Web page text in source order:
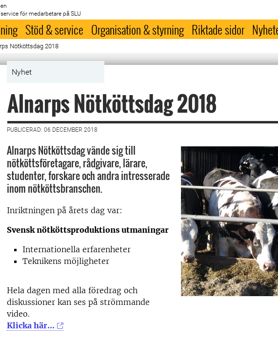
för medarbetare på SLU
Stöd & service Organisation & styrning Riktade sidor
Nötköttsdag 2018
Nyhet
Alnarps Nötköttsdag 2018
PUBLICERAD: 06 DECEMBER 2018
Alnarps Nötköttsdag vände sig till
nötköttsföretagare, rådgivare, lärare,
studenter, forskare och andra intresserade
inom nötköttsbranschen.
Inriktningen på årets dag var:
Svensk nötköttsproduktions utmaningar
Internationella erfarenheter
Teknikens möjligheter
Hela dagen med alla föredrag och
diskussioner kan ses på strömmande
video.
Klicka här...